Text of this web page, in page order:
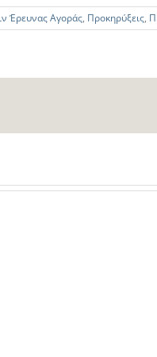
Έρευνας Αγοράς, Προκηρύξεις,